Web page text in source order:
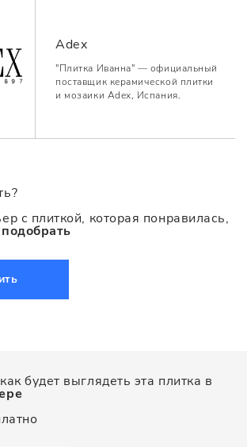
Adex
"Плитка Иванна" — официальный
поставщик керамической плитки
и мозаики Adex, Испания.
с плиткой, которая понравилась,
будет выглядеть эта плитка в